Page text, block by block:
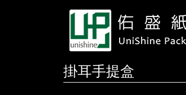
掛耳手提盒